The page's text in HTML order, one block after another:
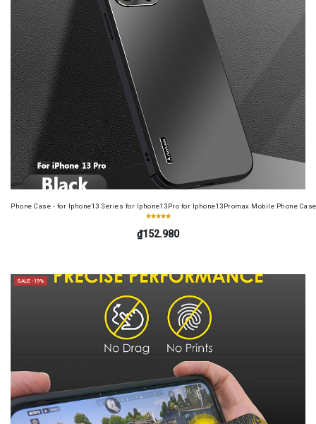
Phone Case - for Iphone13 Series for Iphone13Pro for Iphone13Promax Mobile Phone
₫152.980
SALE -19%